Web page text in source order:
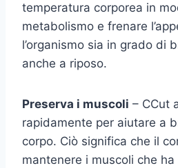
temperatura corporea in
metabolismo e frenare
l’organismo sia in grado di
anche a riposo.
Preserva i muscoli – CCut
rapidamente per aiutare a
corpo. Ciò significa che il
mantenere i muscoli che